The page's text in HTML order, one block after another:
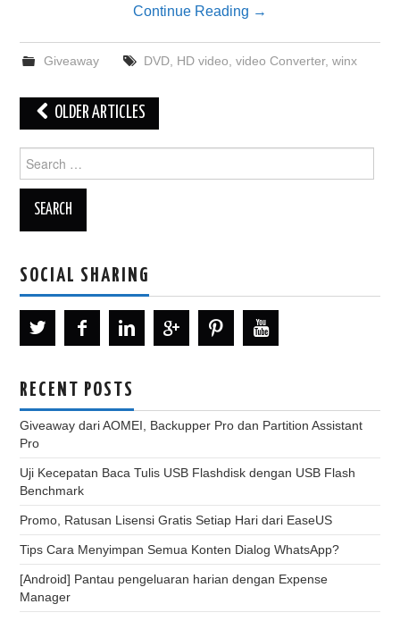
Continue Reading →
Giveaway DVD, HD video video Converter, winx
Post
navigation
OLDER ARTICLES
for:
SOCIAL SHARING
RECENT POSTS
Giveaway dari AOMEI, Backupper Pro dan Partition Assistant
Pro
Uji Kecepatan Baca Tulis USB Flashdisk dengan USB Flash
Benchmark
Promo, Ratusan Lisensi Gratis Setiap Hari dari EaseUS
Tips Cara Menyimpan Semua Konten Dialog WhatsApp?
[Android] Pantau pengeluaran harian dengan Expense
Manager